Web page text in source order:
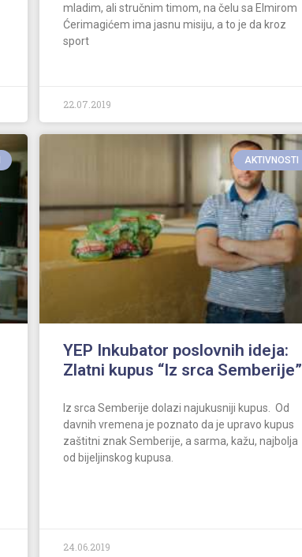
mladim, ali stručnim timom, na čelu sa Elmirom
Ćerimagićem ima jasnu misiju, a to je da kroz
sport
22.07.2019
AKTIVNOSTI
YEP Inkubator poslovnih ideja:
Zlatni kupus “Iz srca Semberije”
Iz srca Semberije dolazi najukusniji kupus. Od
davnih vremena je poznato da je upravo kupus
zaštitni znak Semberije, a sarma, kažu, najbolja
od bijeljinskog kupusa.
24.06.2019